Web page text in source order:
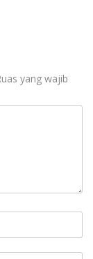
yang wajib